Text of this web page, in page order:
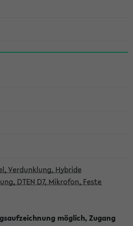
Verdunklung, Hybride
DTEN D7, Mikrofon, Feste
möglich, Zugang